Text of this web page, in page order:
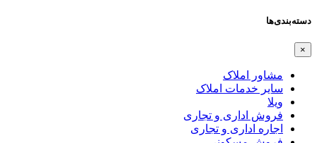
دسته‌بندی‌ها
×
مشاور املاک
سایر خدمات املاک
ویلا
فروش اداری و تجاری
اجاره اداری و تجاری